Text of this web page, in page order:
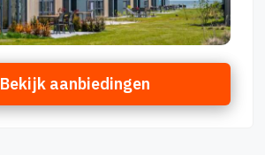
Bekijk aanbiedingen